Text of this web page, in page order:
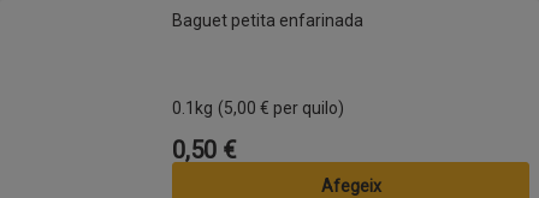
Baguet petita enfarinadaBaguet petita enfarinada
0.1kg (5,00 € per quilo)
Preu
0,50 €
Afegeix